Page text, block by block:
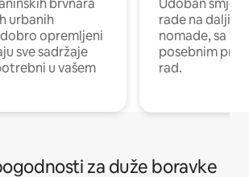
brvnara
urbanih
opremljeni
sve sadržaje
u vašem
Udoban
rade na
nomade, sa
posebnim
rad.
za duže boravke